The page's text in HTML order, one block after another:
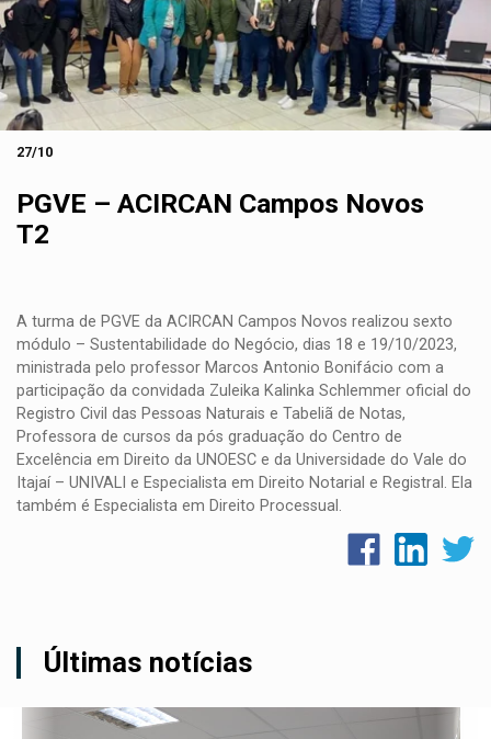
27/10
PGVE – ACIRCAN Campos Novos
T2
A turma de PGVE da ACIRCAN Campos Novos realizou sexto
módulo – Sustentabilidade do Negócio, dias 18 e 19/10/2023,
ministrada pelo professor Marcos Antonio Bonifácio com a
participação da convidada Zuleika Kalinka Schlemmer oficial do
Registro Civil das Pessoas Naturais e Tabeliã de Notas,
Professora de cursos da pós graduação do Centro de
Excelência em Direito da UNOESC e da Universidade do Vale do
Itajaí – UNIVALI e Especialista em Direito Notarial e Registral. Ela
também é Especialista em Direito Processual.
Últimas notícias